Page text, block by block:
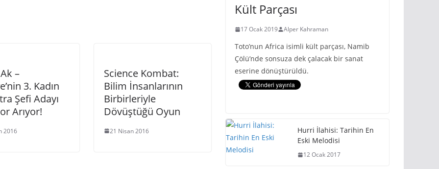
–
3. Kadın
Şefi Adayı
Arıyor!
2016
Science Kombat:
Bilim İnsanlarının
Birbirleriyle
Dövüştüğü Oyun
21 Nisan 2016
Kült Parçası
17 Ocak 2019 Alper Kahraman
Toto’nun Africa isimli kült parçası, Namib
Çölü’nde sonsuza dek çalacak bir sanat
eserine dönüştürüldü.
Hurri İlahisi: Tarihin En
Eski Melodisi
12 Ocak 2017